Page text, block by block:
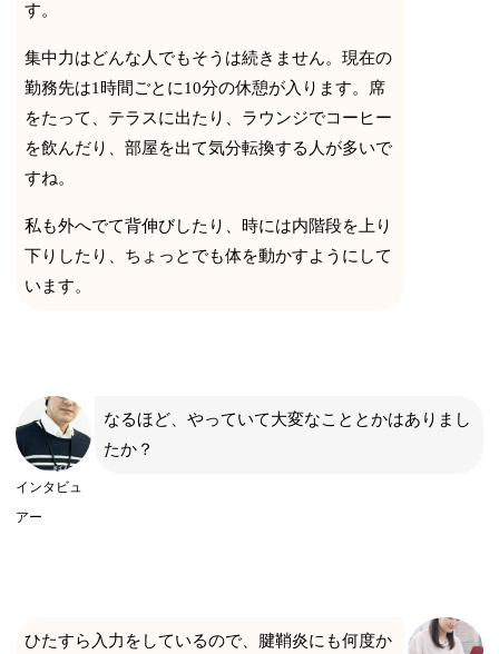
す。
集中力はどんな人でもそうは続きません。現在の
勤務先は1時間ごとに10分の休憩が入ります。席
をたって、テラスに出たり、ラウンジでコーヒー
を飲んだり、部屋を出て気分転換する人が多いで
すね。
私も外へでて背伸びしたり、時には内階段を上り
下りしたり、ちょっとでも体を動かすようにして
います。
インタビュ
アー
なるほど、やっていて大変なこととかはありまし
たか？
ひたすら入力をしているので、腱鞘炎にも何度か